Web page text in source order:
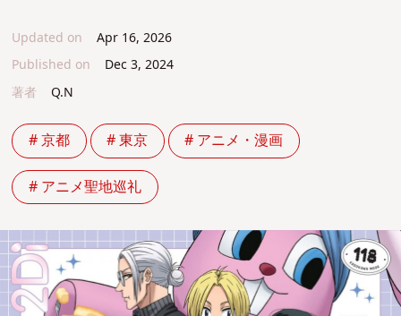
Updated on
Apr 16, 2026
Published on
Dec 3, 2024
著者
Q.N
# 京都 # 東京 # アニメ・漫画
# アニメ聖地巡礼